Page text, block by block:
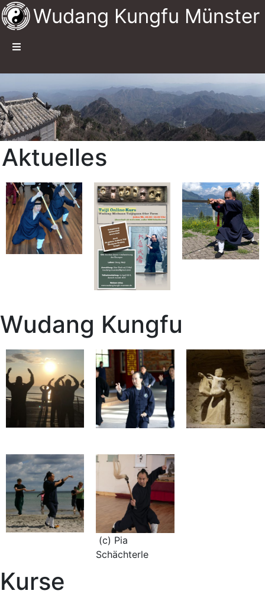
Wudang Kungfu Münster
Aktuelles
Wudang Kungfu
(c) Pia
Schächterle
Kurse